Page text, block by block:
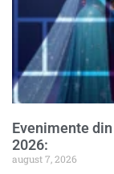
Evenimente
2026:
august 7, 2026